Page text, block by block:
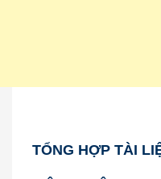
TỔNG HỢP TÀI